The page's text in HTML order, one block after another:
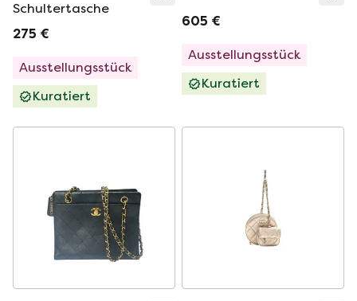
Schultertasche
275 €
Ausstellungsstück
Kuratiert
605 €
Ausstellungsstück
Kuratiert